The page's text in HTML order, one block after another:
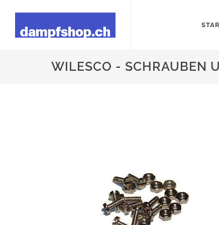
WILESCO - SCHRAUBEN